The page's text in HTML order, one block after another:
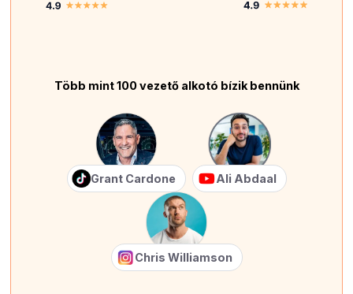
Több mint 100 vezető alkotó bízik bennünk
Grant Cardone Ali Abdaal
Chris Williamson